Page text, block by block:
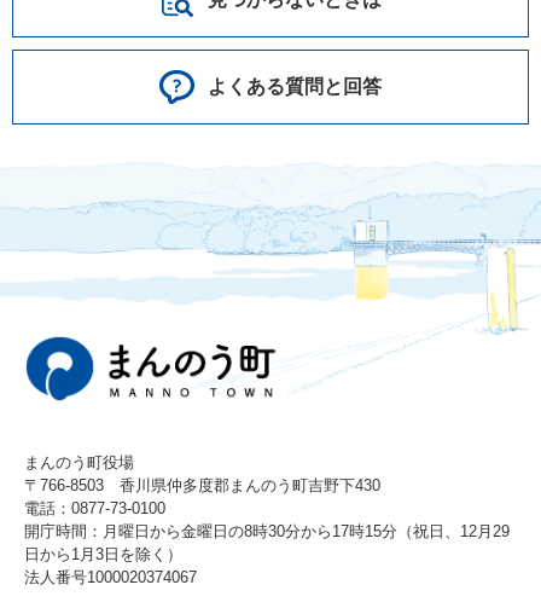
よくある質問と回答
まんのう町役場
〒766-8503 香川県仲多度郡まんのう町吉野下430
電話：0877-73-0100
開庁時間：月曜日から金曜日の8時30分から17時15分（祝日、12月29
日から1月3日を除く）
法人番号1000020374067